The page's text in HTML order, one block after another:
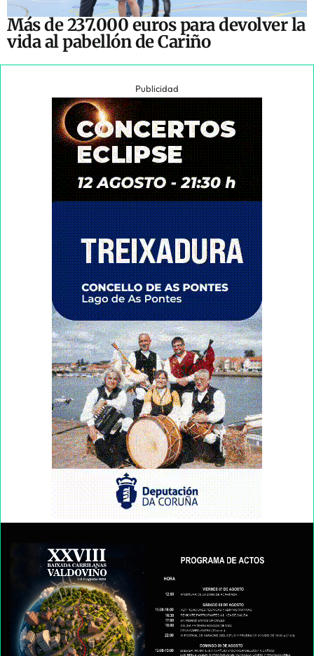
Más de 237.000 euros para devolver la
vida al pabellón de Cariño
Publicidad